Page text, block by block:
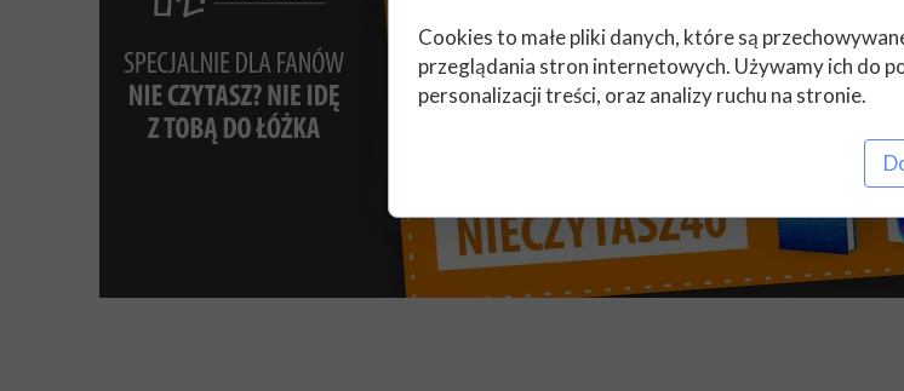
Cookies to małe pliki danych, które są
przeglądania stron internetowych. Używamy ich do
personalizacji treści, oraz analizy ruchu na stronie.